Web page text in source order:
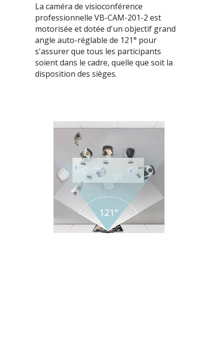
La caméra de visioconférence
professionnelle VB-CAM-201-2 est
motorisée et dotée d'un objectif grand
angle auto-réglable de 121° pour
s'assurer que tous les participants
soient dans le cadre, quelle que soit la
disposition des sièges.